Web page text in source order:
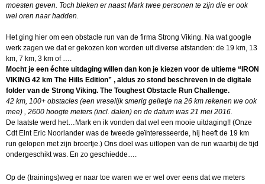
moesten geven. Toch bleken er naast Mark twee personen te zijn die er ook
wel oren naar hadden.
Het ging hier om een obstacle run van de firma Strong Viking. Na wat google
werk zagen we dat er gekozen kon worden uit diverse afstanden: de 19 km, 13
km, 7 km, 3 km of ….
Mocht je een échte uitdaging willen dan kon je kiezen voor de ultieme “IRON
VIKING 42 km The Hills Edition” , aldus zo stond beschreven in de digitale
folder van de Strong Viking. The Toughest Obstacle Run Challenge.
42 km, 100+ obstacles (een vreselijk smerig gelletje na 26 km rekenen we ook
mee) , 2600 hoogte meters (incl. dalen) en de datum was 21 mei 2016.
De laatste werd het…Mark en ik vonden dat wel een mooie uitdaging!! (Onze
Cdt Elnt Eric Noorlander was de tweede geïnteresseerde, hij heeft de 19 km
run gelopen met zijn broertje.) Ons doel was uitlopen van de run waarbij de tijd
ondergeschikt was. En zo geschiedde….
Op de (trainings)weg er naar toe waren we er wel over eens dat we meters